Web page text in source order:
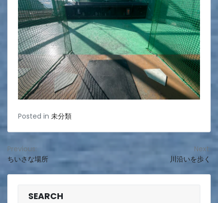
Posted in 未分類
投
稿
Previous:
ちいさな場所
Next:
川沿いを歩く
SEARCH